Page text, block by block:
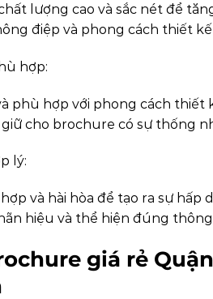
lượng cao và sắc nét để
điệp và phong cách thiết kế
hợp:
phù hợp với phong cách thiết
cho brochure có sự thống
lý:
và hài hòa để tạo ra sự hấp
hiệu và thể hiện đúng
giá rẻ